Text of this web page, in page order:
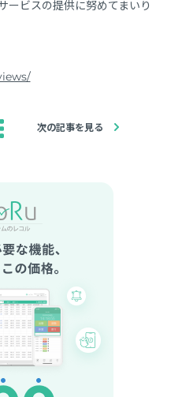
ービスの提供に努めてまいり
次の記事を見る